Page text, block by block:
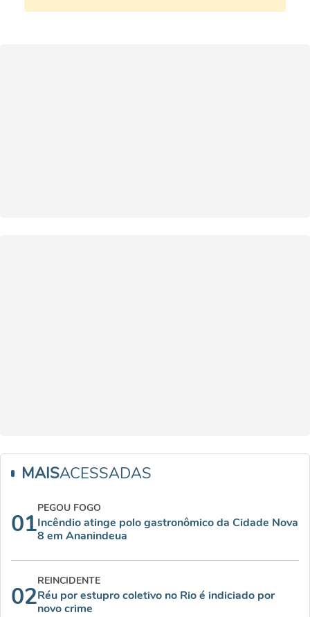
MAISACESSADAS
01
PEGOU FOGO
Incêndio atinge polo gastronômico da Cidade Nova
8 em Ananindeua
02
REINCIDENTE
Réu por estupro coletivo no Rio é indiciado por
novo crime